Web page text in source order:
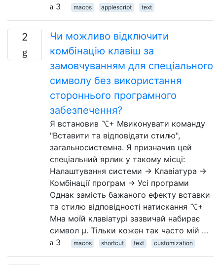
3
macos applescript text
2
Чи можливо відключити
комбінацію клавіш за
замовчуванням для спеціального
символу без використання
стороннього програмного
забезпечення?
Я встановив ⌥+ Mвиконувати команду
"Вставити та відповідати стилю",
загальносистемна. Я призначив цей
спеціальний ярлик у такому місці:
Налаштування системи → Клавіатура →
Комбінації програм → Усі програми
Однак замість бажаного ефекту вставки
та стилю відповідності натискання ⌥+
Mна моїй клавіатурі зазвичай набирає
символ µ. Тільки кожен так часто мій …
3
macos shortcut text customization